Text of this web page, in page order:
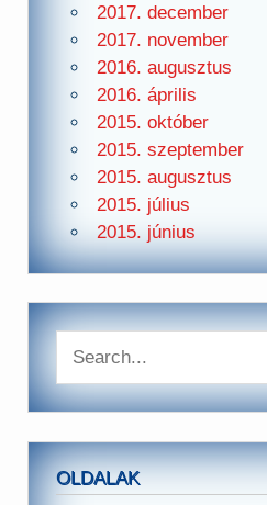
2017. december
2017. november
2016. augusztus
2016. április
2015. október
2015. szeptember
2015. augusztus
2015. július
2015. június
OLDALAK